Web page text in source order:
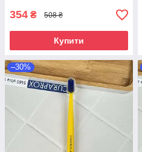
354 ₴ 508 ₴
Купити
–30%